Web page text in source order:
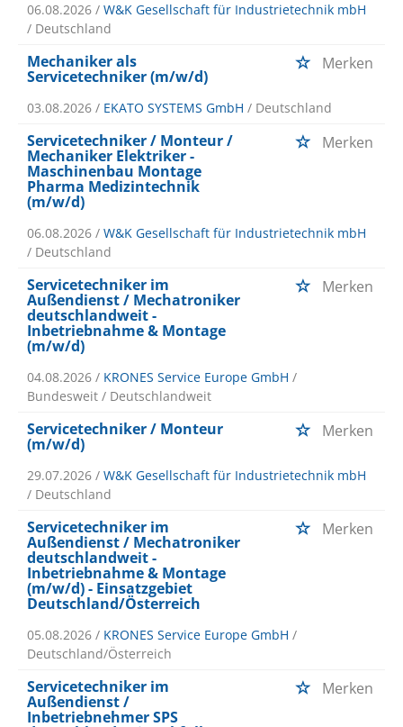
06.08.2026 / W&K Gesellschaft für Industrietechnik mbH
/ Deutschland
Mechaniker als
Servicetechniker (m/w/d)
Merken
03.08.2026 / EKATO SYSTEMS GmbH / Deutschland
Servicetechniker / Monteur /
Mechaniker Elektriker -
Maschinenbau Montage
Pharma Medizintechnik
(m/w/d)
Merken
06.08.2026 / W&K Gesellschaft für Industrietechnik mbH
/ Deutschland
Servicetechniker im
Außendienst / Mechatroniker
deutschlandweit -
Inbetriebnahme & Montage
(m/w/d)
Merken
04.08.2026 / KRONES Service Europe GmbH /
Bundesweit / Deutschlandweit
Servicetechniker / Monteur
(m/w/d)
Merken
29.07.2026 / W&K Gesellschaft für Industrietechnik mbH
/ Deutschland
Servicetechniker im
Außendienst / Mechatroniker
deutschlandweit -
Inbetriebnahme & Montage
(m/w/d) - Einsatzgebiet
Deutschland/Österreich
Merken
05.08.2026 / KRONES Service Europe GmbH /
Deutschland/Österreich
Servicetechniker im
Außendienst /
Inbetriebnehmer SPS
Merken